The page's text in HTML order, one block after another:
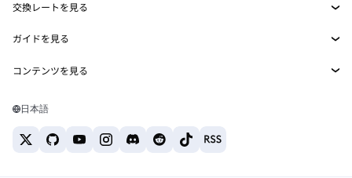
MetaMask Connect
Snaps
Web3サービス
セキュリティ
サポート
キャリア
お問い合わせ
イーサリアムの価格
Solanaの価格
Tetherの価格
交換レートを見る
ETH→USD
USDT→INR
BTC→INR
ETH→USDT
ガイドを見る
ETHの購入
USDTの購入
コンテンツを見る
Solanaウォレット
日本語